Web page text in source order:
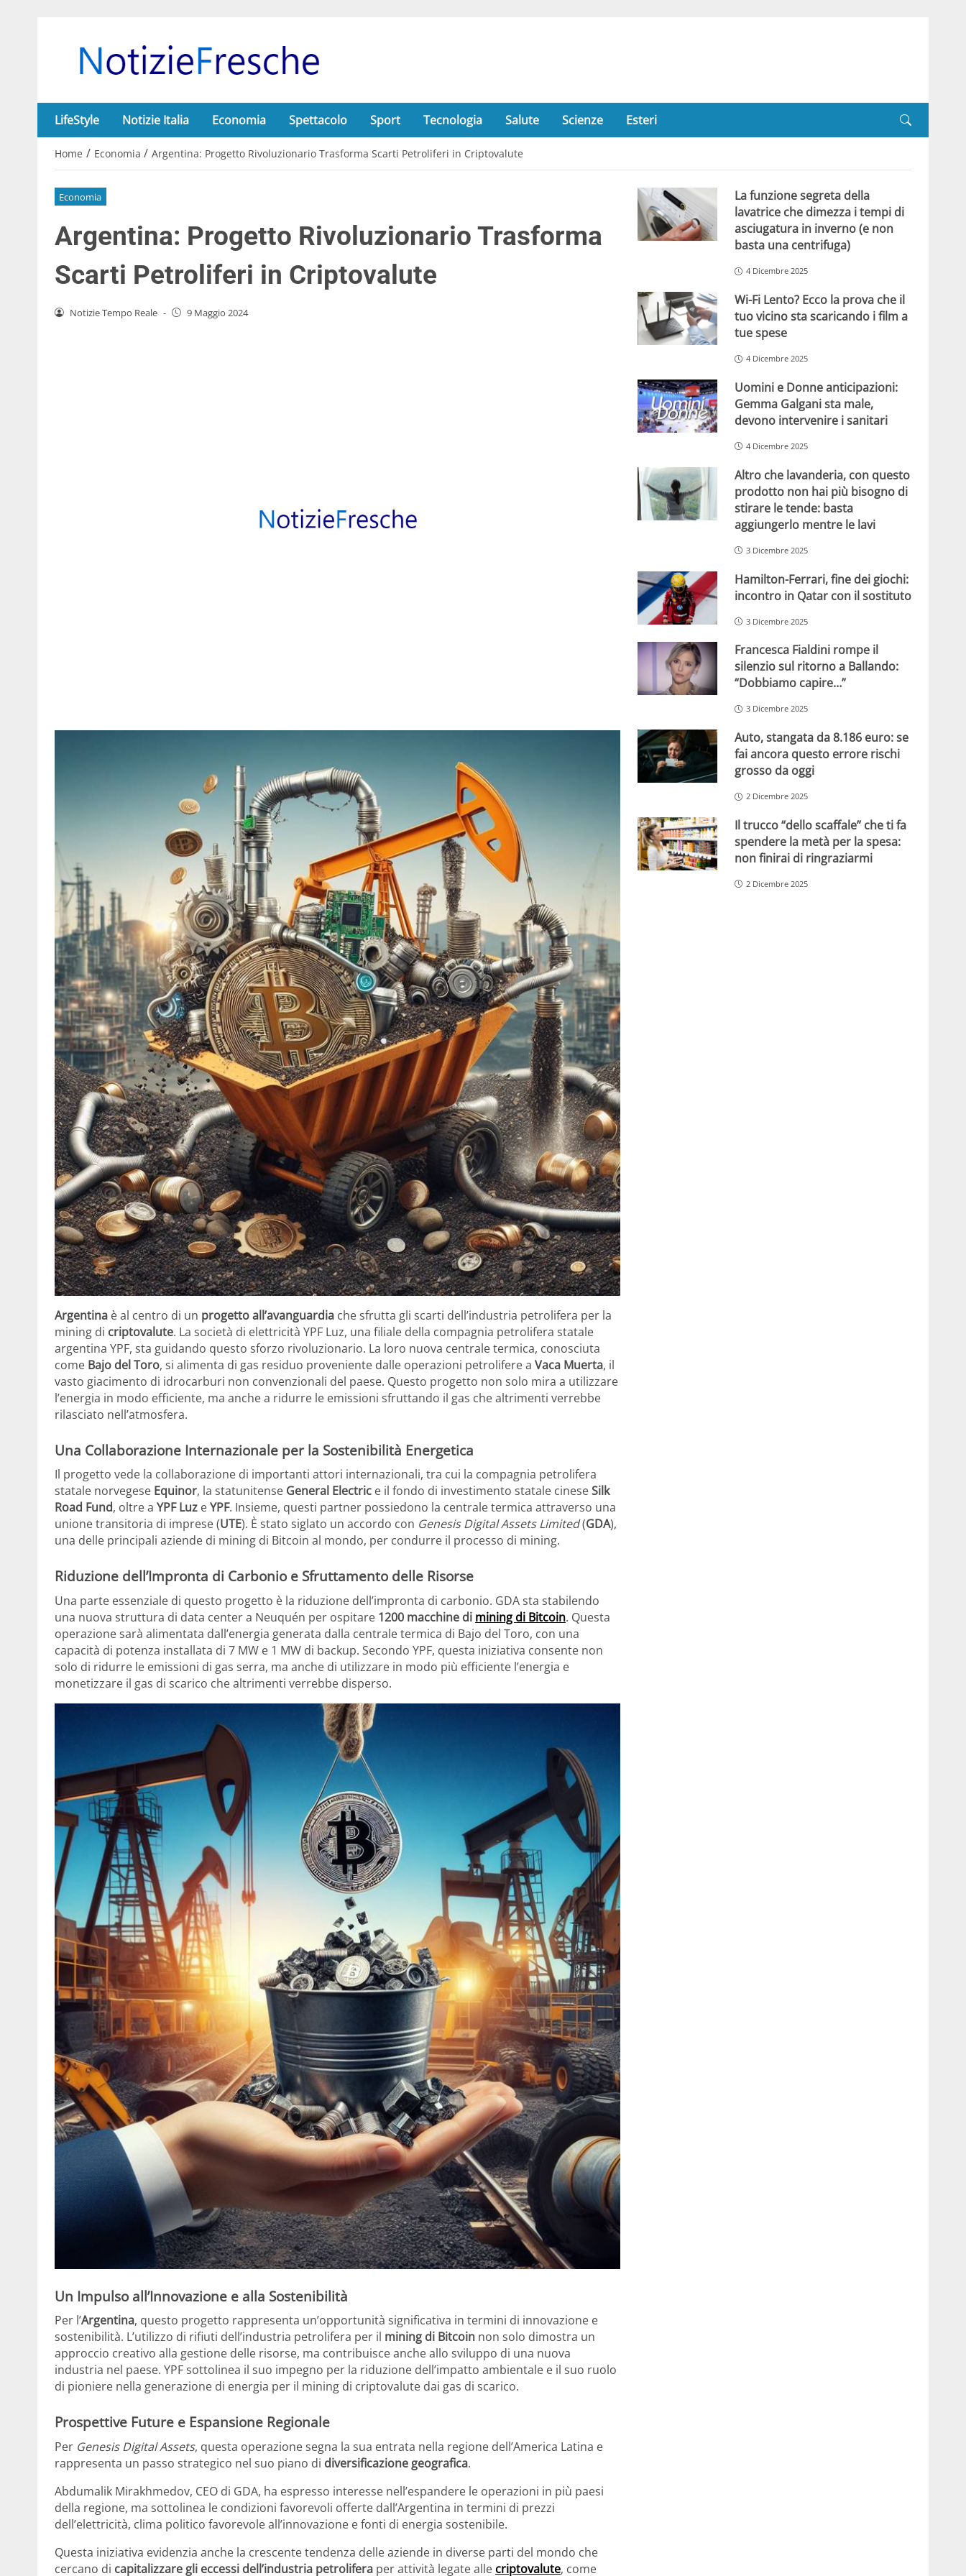
LifeStyle Notizie Italia Economia Spettacolo Sport Tecnologia Salute Scienze Esteri
Home / Economia / Argentina: Progetto Rivoluzionario Trasforma Scarti Petroliferi in Criptovalute
Economia
Argentina: Progetto Rivoluzionario Trasforma
Scarti Petroliferi in Criptovalute
Notizie Tempo Reale - 9 Maggio 2024
Argentina è al centro di un progetto all’avanguardia che sfrutta gli scarti dell’industria petrolifera per la
mining di criptovalute. La società di elettricità YPF Luz, una filiale della compagnia petrolifera statale
argentina YPF, sta guidando questo sforzo rivoluzionario. La loro nuova centrale termica, conosciuta
come Bajo del Toro, si alimenta di gas residuo proveniente dalle operazioni petrolifere a Vaca Muerta, il
vasto giacimento di idrocarburi non convenzionali del paese. Questo progetto non solo mira a utilizzare
l’energia in modo efficiente, ma anche a ridurre le emissioni sfruttando il gas che altrimenti verrebbe
rilasciato nell’atmosfera.
Una Collaborazione Internazionale per la Sostenibilità Energetica
Il progetto vede la collaborazione di importanti attori internazionali, tra cui la compagnia petrolifera
statale norvegese Equinor, la statunitense General Electric e il fondo di investimento statale cineseSilk
Road Fund, oltre a YPF Luz eYPF. Insieme, questi partner possiedono la centrale termica attraverso una
unione transitoria di imprese (UTE). È stato siglato un accordo con Genesis Digital Assets Limited(GDA),
una delle principali aziende di mining di Bitcoin al mondo, per condurre il processo di mining.
Riduzione dell’Impronta di Carbonio e Sfruttamento delle Risorse
Una parte essenziale di questo progetto è la riduzione dell’impronta di carbonio. GDA sta stabilendo
una nuova struttura di data center a Neuquén per ospitare 1200 macchine di mining di Bitcoin. Questa
operazione sarà alimentata dall’energia generata dalla centrale termica di Bajo del Toro, con una
capacità di potenza installata di 7 MW e 1 MW di backup. Secondo YPF, questa iniziativa consente non
solo di ridurre le emissioni di gas serra, ma anche di utilizzare in modo più efficiente l’energia e
monetizzare il gas di scarico che altrimenti verrebbe disperso.
Un Impulso all’Innovazione e alla Sostenibilità
Per l’Argentina, questo progetto rappresenta un’opportunità significativa in termini di innovazione e
sostenibilità. L’utilizzo di rifiuti dell’industria petrolifera per il mining di Bitcoin non solo dimostra un
approccio creativo alla gestione delle risorse, ma contribuisce anche allo sviluppo di una nuova
industria nel paese. YPF sottolinea il suo impegno per la riduzione dell’impatto ambientale e il suo ruolo
di pioniere nella generazione di energia per il mining di criptovalute dai gas di scarico.
Prospettive Future e Espansione Regionale
Per Genesis Digital Assets, questa operazione segna la sua entrata nella regione dell’America Latina e
rappresenta un passo strategico nel suo piano di diversificazione geografica.
Abdumalik Mirakhmedov, CEO di GDA, ha espresso interesse nell’espandere le operazioni in più paesi
della regione, ma sottolinea le condizioni favorevoli offerte dall’Argentina in termini di prezzi
dell’elettricità, clima politico favorevole all’innovazione e fonti di energia sostenibile.
Questa iniziativa evidenzia anche la crescente tendenza delle aziende in diverse parti del mondo che
cercano di capitalizzare gli eccessi dell’industria petrolifera per attività legate alle criptovalute, come
La funzione segreta della
lavatrice che dimezza i tempi di
asciugatura in inverno (e non
basta una centrifuga)
4 Dicembre 2025
Wi-Fi Lento? Ecco la prova che il
tuo vicino sta scaricando i film a
tue spese
4 Dicembre 2025
Uomini e Donne anticipazioni:
Gemma Galgani sta male,
devono intervenire i sanitari
4 Dicembre 2025
Altro che lavanderia, con questo
prodotto non hai più bisogno di
stirare le tende: basta
aggiungerlo mentre le lavi
3 Dicembre 2025
Hamilton-Ferrari, fine dei giochi:
incontro in Qatar con il sostituto
3 Dicembre 2025
Francesca Fialdini rompe il
silenzio sul ritorno a Ballando:
“Dobbiamo capire…”
3 Dicembre 2025
Auto, stangata da 8.186 euro: se
fai ancora questo errore rischi
grosso da oggi
2 Dicembre 2025
Il trucco “dello scaffale” che ti fa
spendere la metà per la spesa:
non finirai di ringraziarmi
2 Dicembre 2025